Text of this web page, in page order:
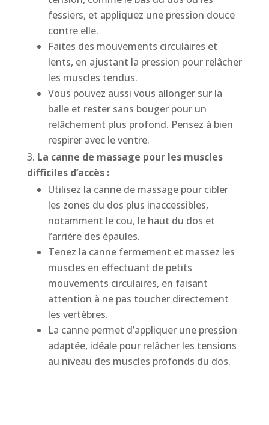
fessiers, et appliquez une pression douce
contre elle.
Faites des mouvements circulaires et
lents, en ajustant la pression pour relâcher
les muscles tendus.
Vous pouvez aussi vous allonger sur la
balle et rester sans bouger pour un
relâchement plus profond. Pensez à bien
respirer avec le ventre.
La canne de massage pour les muscles
difficiles d’accès :
Utilisez la canne de massage pour cibler
les zones du dos plus inaccessibles,
notamment le cou, le haut du dos et
l’arrière des épaules.
Tenez la canne fermement et massez les
muscles en effectuant de petits
mouvements circulaires, en faisant
attention à ne pas toucher directement
les vertèbres.
La canne permet d’appliquer une pression
adaptée, idéale pour relâcher les tensions
au niveau des muscles profonds du dos.